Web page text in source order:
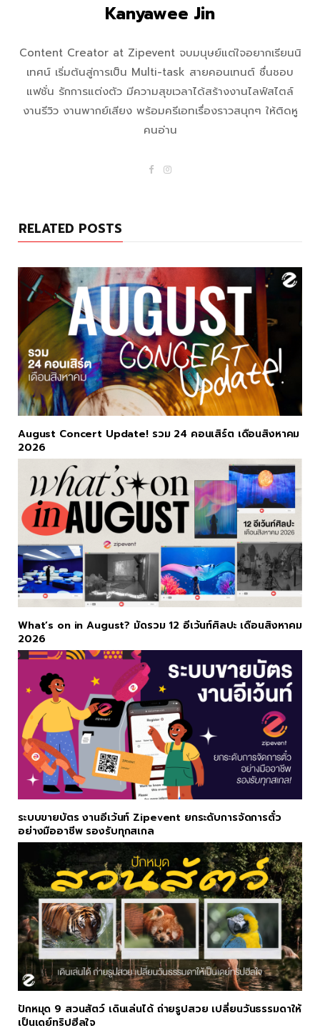
Kanyawee Jin
Content Creator at Zipevent จบมนุษย์แต่ใจอยากเรียนนิ
เทศน์ เริ่มต้นสู่การเป็น Multi-task สายคอนเทนต์ ชื่นชอบ
แฟชั่น รักการแต่งตัว มีความสุขเวลาได้สร้างงานไลฟ์สไตล์
งานรีวิว งานพากย์เสียง พร้อมครีเอทเรื่องราวสนุกๆ ให้ติดหู
คนอ่าน
F
I
m
RELATED POSTS
August Concert Update! รวม 24 คอนเสิร์ต เดือนสิงหาคม
2026
What’s on in August? มัดรวม 12 อีเว้นท์ศิลปะ เดือนสิงหาคม
2026
ระบบขายบัตร งานอีเว้นท์ Zipevent ยกระดับการจัดการตั๋ว
อย่างมืออาชีพ รองรับทุกสเกล
ปักหมุด 9 สวนสัตว์ เดินเล่นได้ ถ่ายรูปสวย เปลี่ยนวันธรรมดาให้
เป็นเดย์ทริปฮีลใจ